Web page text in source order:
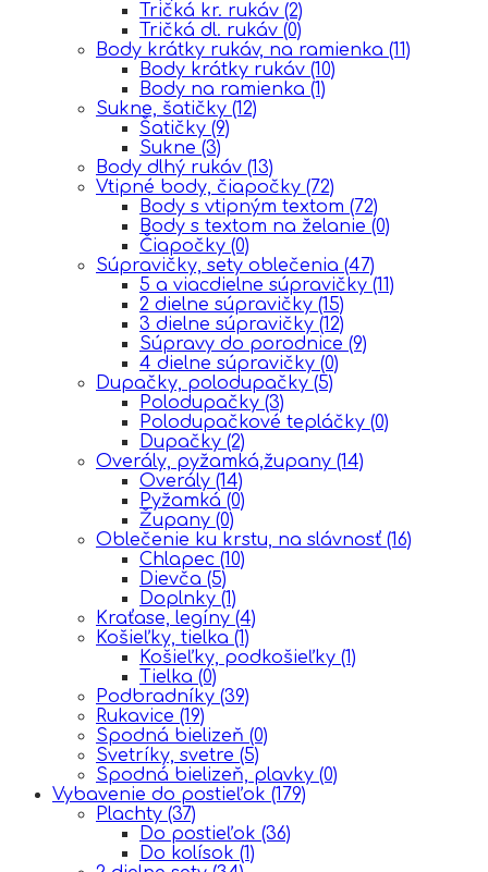
Tričká kr. rukáv (2)
Tričká dl. rukáv (0)
Body krátky rukáv, na ramienka (11)
Body krátky rukáv (10)
Body na ramienka (1)
Sukne, šatičky (12)
Šatičky (9)
Sukne (3)
Body dlhý rukáv (13)
Vtipné body, čiapočky (72)
Body s vtipným textom (72)
Body s textom na želanie (0)
Čiapočky (0)
Súpravičky, sety oblečenia (47)
5 a viacdielne súpravičky (11)
2 dielne súpravičky (15)
3 dielne súpravičky (12)
Súpravy do porodnice (9)
4 dielne súpravičky (0)
Dupačky, polodupačky (5)
Polodupačky (3)
Polodupačkové tepláčky (0)
Dupačky (2)
Overály, pyžamká,župany (14)
Overály (14)
Pyžamká (0)
Župany (0)
Oblečenie ku krstu, na slávnosť (16)
Chlapec (10)
Dievča (5)
Doplnky (1)
Kraťase, legíny (4)
Košieľky, tielka (1)
Košieľky, podkošieľky (1)
Tielka (0)
Podbradníky (39)
Rukavice (19)
Spodná bielizeň (0)
Svetríky, svetre (5)
Spodná bielizeň, plavky (0)
Vybavenie do postieľok (179)
Plachty (37)
Do postieľok (36)
Do kolísok (1)